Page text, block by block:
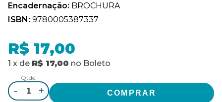
Encadernação: BROCHURA
ISBN: 9780005387337
R$ 17,00
1 x de R$ 17,00 no Boleto
Qtde.
- +